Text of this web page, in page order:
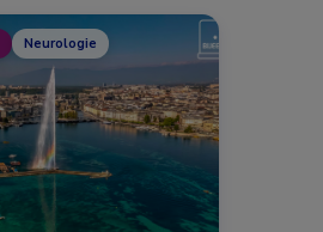
Neurologie